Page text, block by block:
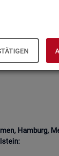
tre­ten!
Ham­burg,